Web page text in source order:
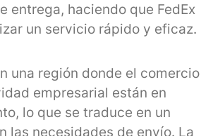
entrega, haciendo que FedEx
un servicio rápido y eficaz.
una región donde el comercio
empresarial están en
lo que se traduce en un
las necesidades de envío. La